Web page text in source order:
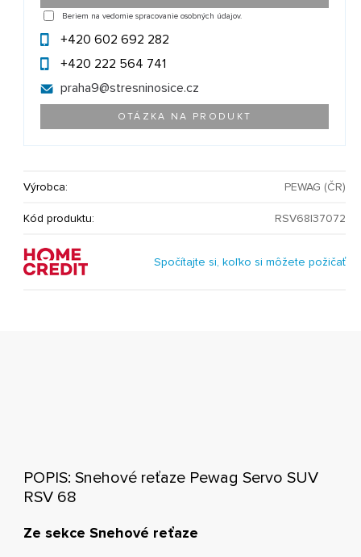
Beriem na vedomie spracovanie osobných údajov.
+420 602 692 282
+420 222 564 741
praha9@stresninosice.cz
OTÁZKA NA PRODUKT
Výrobca: PEWAG (ČR)
Kód produktu: RSV68|37072
Spočítajte si, koľko si môžete požičať
POPIS: Snehové reťaze Pewag Servo SUV
RSV 68
Ze sekce Snehové reťaze